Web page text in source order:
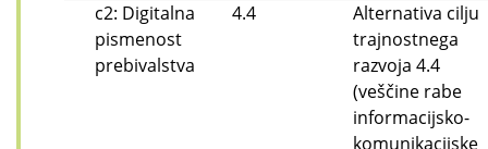
c2: Digitalna
pismenost
prebivalstva
4.4
Alternativa cilju
trajnostnega
razvoja 4.4
(veščine rabe
informacijsko-
komunikacijske